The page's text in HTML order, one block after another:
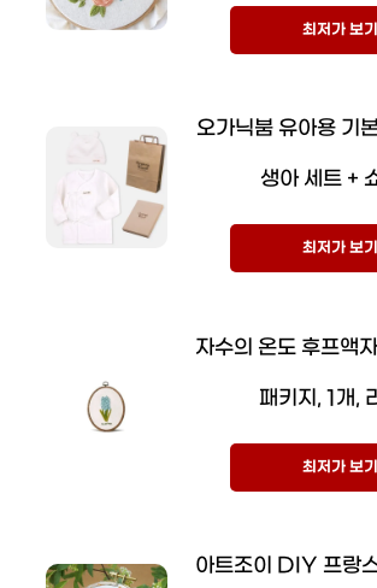
최저가 보기
오가닉붐 유아용 기
생아 세트 +
최저가 보기
자수의 온도 후프액
패키지, 1개,
최저가 보기
아트조이 DIY 프랑